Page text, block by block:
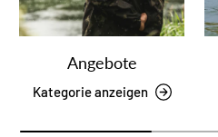
Angebote
Kategorie anzeigen